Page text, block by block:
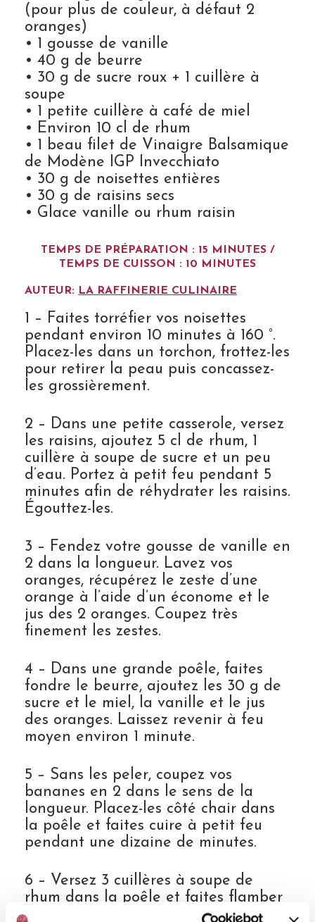
(pour plus de couleur, à défaut 2
oranges)
• 1 gousse de vanille
• 40 g de beurre
• 30 g de sucre roux + 1 cuillère à
soupe
• 1 petite cuillère à café de miel
• Environ 10 cl de rhum
• 1 beau filet de Vinaigre Balsamique
de Modène IGP Invecchiato
• 30 g de noisettes entières
• 30 g de raisins secs
• Glace vanille ou rhum raisin
TEMPS DE PRÉPARATION : 15 MINUTES /
TEMPS DE CUISSON : 10 MINUTES
AUTEUR: LA RAFFINERIE CULINAIRE
1 – Faites torréfier vos noisettes
pendant environ 10 minutes à 160 °.
Placez-les dans un torchon, frottez-les
pour retirer la peau puis concassez-
les grossièrement.
2 – Dans une petite casserole, versez
les raisins, ajoutez 5 cl de rhum, 1
cuillère à soupe de sucre et un peu
d’eau. Portez à petit feu pendant 5
minutes afin de réhydrater les raisins.
Égouttez-les.
3 – Fendez votre gousse de vanille en
2 dans la longueur. Lavez vos
oranges, récupérez le zeste d’une
orange à l’aide d’un économe et le
jus des 2 oranges. Coupez très
finement les zestes.
4 – Dans une grande poêle, faites
fondre le beurre, ajoutez les 30 g de
sucre et le miel, la vanille et le jus
des oranges. Laissez revenir à feu
moyen environ 1 minute.
5 – Sans les peler, coupez vos
bananes en 2 dans le sens de la
longueur. Placez-les côté chair dans
la poêle et faites cuire à petit feu
pendant une dizaine de minutes.
6 – Versez 3 cuillères à soupe de
rhum dans la poêle et faites flamber
l’ensemble. Attention à ne pas mettre